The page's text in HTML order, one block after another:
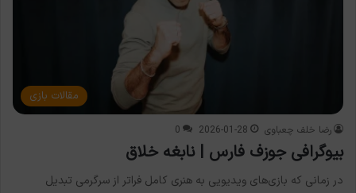
مقالات بازی
رضا خلف چعباوی 2026-01-28
0
بیوگرافی جوزف فارس | نابغه خلاق
در زمانی که بازی‌های ویدیویی به هنری کامل فراتر از سرگرمی تبدیل